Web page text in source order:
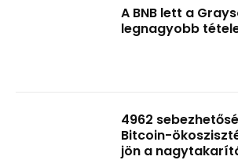
A BNB lett a
legnagyobb
4962
Bitcoin-
jön a